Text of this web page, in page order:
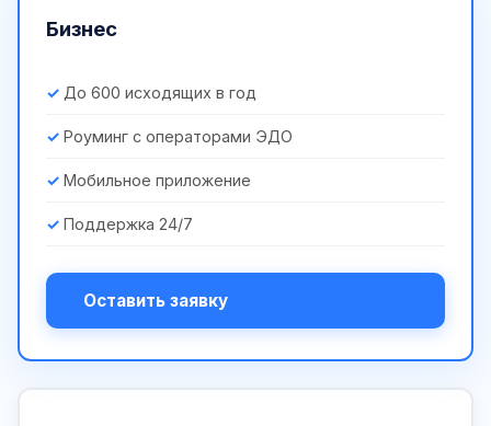
Бизнес
До 600 исходящих в год
Роуминг с операторами ЭДО
Мобильное приложение
Поддержка 24/7
Оставить заявку